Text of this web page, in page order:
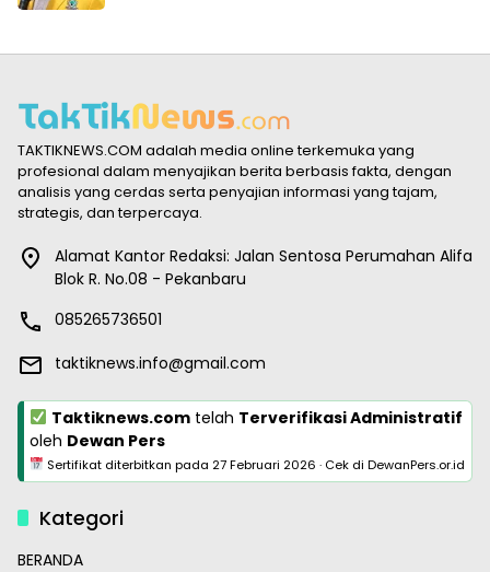
TAKTIKNEWS.COM adalah media online terkemuka yang
profesional dalam menyajikan berita berbasis fakta, dengan
analisis yang cerdas serta penyajian informasi yang tajam,
strategis, dan terpercaya.
Alamat Kantor Redaksi: Jalan Sentosa Perumahan Alifa
Blok R. No.08 - Pekanbaru
085265736501
taktiknews.info@gmail.com
Taktiknews.comtelah Terverifikasi Administratif
oleh Dewan Pers
Sertifikat diterbitkan pada 27 Februari 2026 · Cek di DewanPers.or.id
Kategori
BERANDA